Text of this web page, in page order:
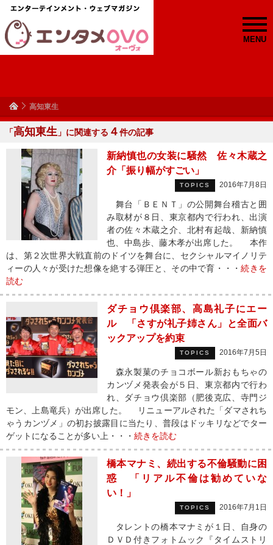
MENU
高知東生
「高知東生 」に関連する ４件の記事
新納慎也の女装に騒然 佐々木蔵之
介「振り幅がすごい」
TOPICS 2016年7月8日
舞台「ＢＥＮＴ」の公開舞台稽古と囲
み取材が８日、東京都内で行われ、出演
者の佐々木蔵之介、北村有起哉、新納慎
也、中島歩、藤木孝が出席した。 本作
は、第２次世界大戦直前のドイツを舞台に、セクシャルマイノリテ
ィーの人々が受けた想像を絶する弾圧と、その中で育・・・続きを
読む
ダチョウ倶楽部、高島礼子にエー
ル 「さすが礼子姉さん」と全面バ
ックアップを約束
TOPICS 2016年7月5日
森永製菓のチョコボール新おもちゃの
カンヅメ発表会が５日、東京都内で行わ
れ、ダチョウ倶楽部（肥後克広、寺門ジ
モン、上島竜兵）が出席した。 リニューアルされた「ダマされち
ゃうカンヅメ」の初お披露目に当たり、普段はドッキリなどでター
ゲットになることが多い上・・・ 続きを読む
橋本マナミ、続出する不倫騒動に困
惑 「リアル不倫は勧めていな
い！」
TOPICS 2016年7月1日
タレントの橋本マナミが１日、自身の
ＤＶＤ付きフォトムック『タイムストリ